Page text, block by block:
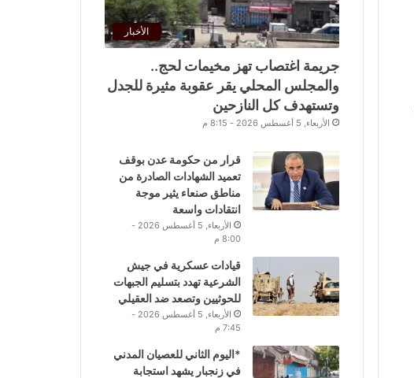
الأخبار
جريمة اغتصاب تهز مخيمات لحج..
والمجلس المحلي يقر عقوبة مثيرة للجدل
وتستهدف كل النازحين
الأربعاء, 5 أغسطس 2026 - 8:15 م
قرار من حكومة عدن بوقف
تعميد الشهادات الصادرة من
مناطق صنعاء يثير موجة
انتقادات واسعة
الأربعاء, 5 أغسطس 2026 -
8:00 م
قيادات عسكرية في جيش
الشرعية تهدد بتسليم الجبهات
للحوثيين وتصعد ضد العقيلي
الأربعاء, 5 أغسطس 2026 -
7:45 م
*اليوم الثاني للعصيان المدني
في زنجبار يشهد استجابة